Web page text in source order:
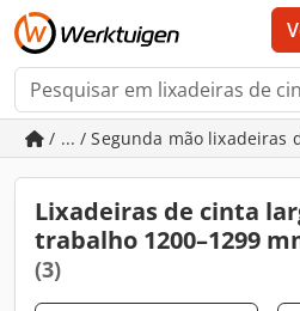
/ ... / Segunda mão lixadeiras
Lixadeiras de cinta
trabalho 1200–1299
(3)